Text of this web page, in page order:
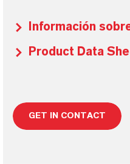
Información
Product Data
GET IN CONTACT